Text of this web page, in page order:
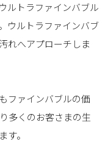
ルトラファインバブル
ウルトラファインバブ
れへアプローチしま
ファインバブルの価
多くのお客さまの生
す。